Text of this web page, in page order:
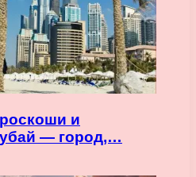
и
— город,…